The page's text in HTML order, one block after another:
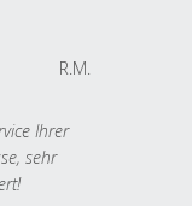
R.M.
Ihrer
sehr